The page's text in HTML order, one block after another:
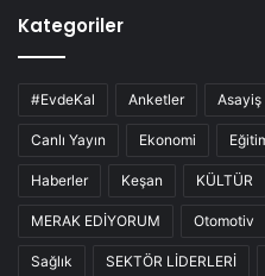
Kategoriler
#EvdeKal Anketler Asayiş
Canlı Yayın Ekonomi
Haberler Keşan KÜLTÜR
MERAK EDİYORUM Otomotiv
Sağlık SEKTÖR LİDERLERİ